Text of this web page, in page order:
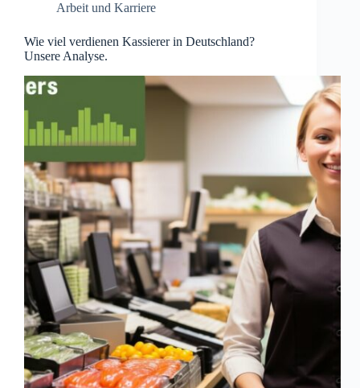
Arbeit und Karriere
Wie viel verdienen Kassierer in Deutschland?
Unsere Analyse.